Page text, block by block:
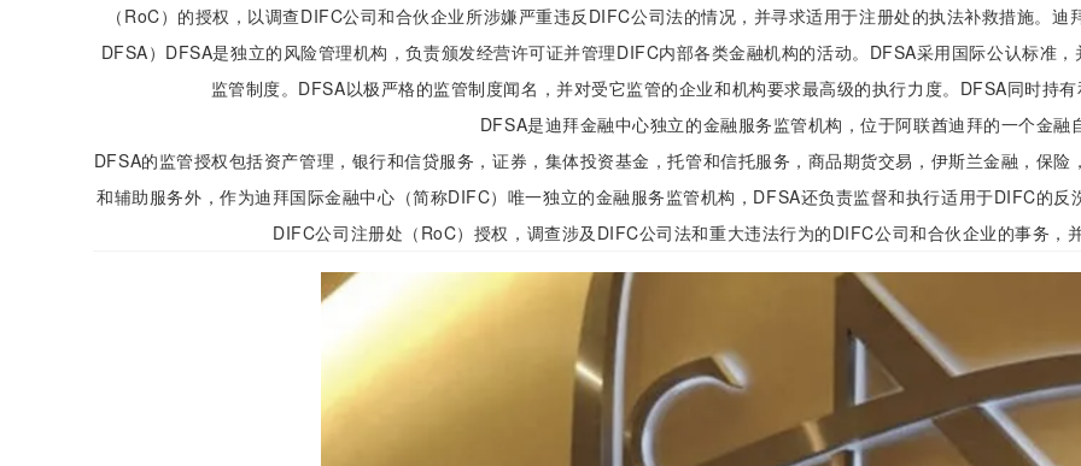
（RoC）的授权，以调查DIFC公司和合伙企业所涉嫌严重违反DIFC公司法的情况，并寻求适用于注册处的执法补救措施。
DFSA）DFSA是独立的风险管理机构 ，负责颁发经营许可证并管理DIFC内部各类金融机构的活动。DFSA采用国际公认标准
监管制度。 DFSA以极严格的监管制度闻名，并对受它监管的企业和机构要求最高级的执行力度。DFSA同时持
DFSA是迪拜金融中心独立的金融服务监管机构，位于阿联酋迪拜的一个金融
DFSA的监管授权包括资产管理，银行和信贷服务，证券，集体投资基金，托管和信托服务，商品期货交易，伊斯兰金融，保
和辅助服务外，作为迪拜国际金融中心（简称DIFC）唯一独立的金融服务监管机构，DFSA还负责监督和执行适用于DIFC的
DIFC公司注册处（RoC）授权，调查涉及DIFC公司法和重大违法行为的DIFC公司和合伙企业的事务，